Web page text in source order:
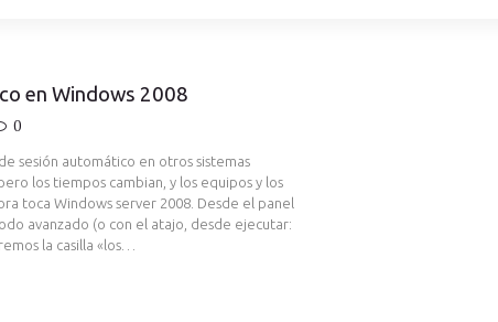
en Windows 2008
0
sesión automático en otros sistemas
los tiempos cambian, y los equipos y los
toca Windows server 2008. Desde el panel
avanzado (o con el atajo, desde ejecutar:
la casilla «los…